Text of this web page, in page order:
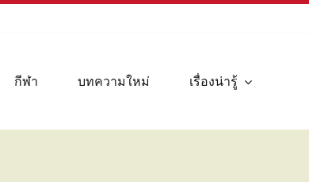
กีฬา บทความใหม่ เรื่องน่ารู้